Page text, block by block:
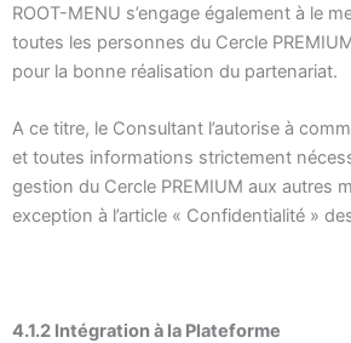
ROOT-MENU s’engage également à le
toutes les personnes du Cercle
pour la bonne réalisation du partenariat.
A ce titre, le Consultant l’autorise à
et toutes informations strictement
gestion du Cercle PREMIUM aux autres
exception à l’article « Confidentialité »
4.1.2 Intégration à la Plateforme